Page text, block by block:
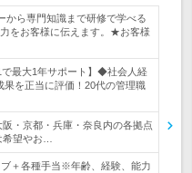
から専門知識まで研修で学べる
をお客様に伝えます。★お客様
で最大1年サポート】◆社会人経
を正当に評価！20代の管理職
阪・京都・兵庫・奈良内の各拠点
望やお…
＋各種手当※年齢、経験、能力